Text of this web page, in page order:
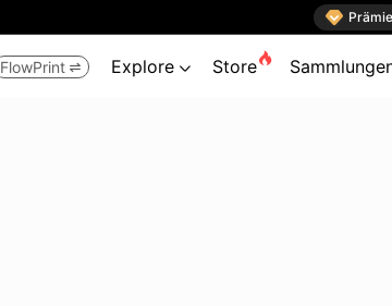
 Prämie
FlowPrint  Explore  Store